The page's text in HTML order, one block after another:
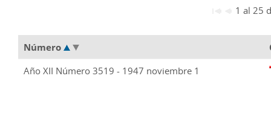
1 al 25
Número
Año XII Número 3519 - 1947 noviembre 1